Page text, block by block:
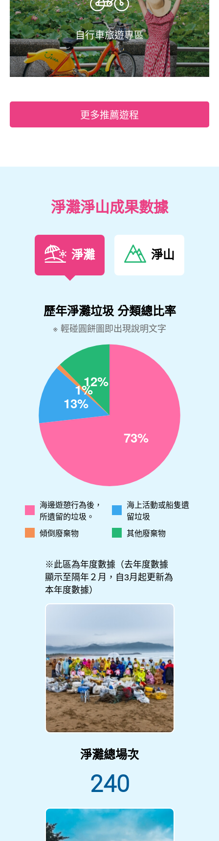
自行車旅遊專區
更多推薦遊程
淨灘淨山成果數據
淨灘
海邊遊憩行為後，
所遺留的垃圾。
海上活動或船隻遺
留垃圾
傾倒廢棄物
其他廢棄物
※此區為年度數據（去年度數據
顯示至隔年２月，自3月起更新為
本年度數據）
淨灘總場次
240
淨山